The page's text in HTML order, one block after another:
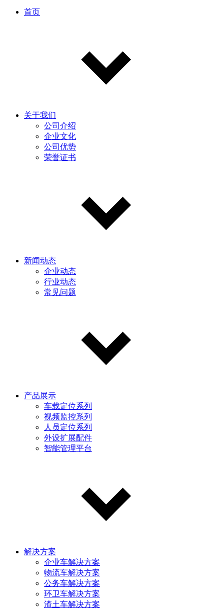
首页
关于我们
公司介绍
企业文化
公司优势
荣誉证书
新闻动态
企业动态
行业动态
常见问题
产品展示
车载定位系列
视频监控系列
人员定位系列
外设扩展配件
智能管理平台
解决方案
企业车解决方案
物流车解决方案
公务车解决方案
环卫车解决方案
渣土车解决方案